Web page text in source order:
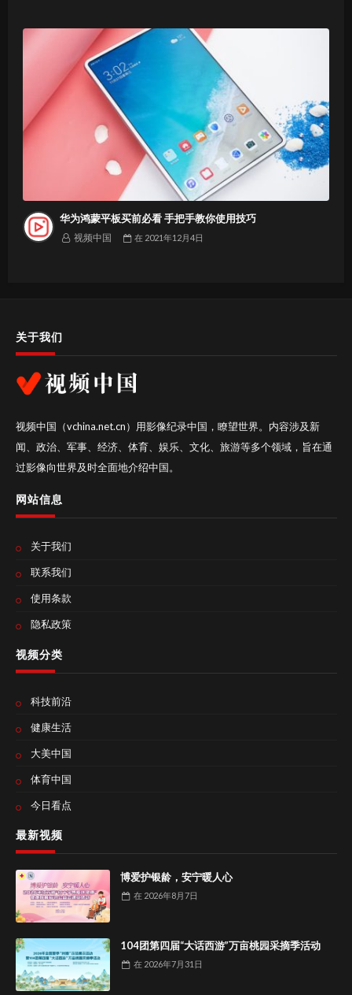
华为鸿蒙平板买前必看 手把手教你使用技巧
视频中国 在 2021年12月4日
关于我们
视频中国（vchina.net.cn）用影像纪录中国，瞭望世界。内容涉及新
闻、政治、军事、经济、体育、娱乐、文化、旅游等多个领域，旨在通
过影像向世界及时全面地介绍中国。
网站信息
关于我们
联系我们
使用条款
隐私政策
视频分类
科技前沿
健康生活
大美中国
体育中国
今日看点
最新视频
博爱护银龄，安宁暖人心
在 2026年8月7日
104团第四届“大话西游”万亩桃园采摘季活动
在 2026年7月31日